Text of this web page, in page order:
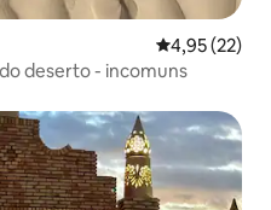
4,95 de uma
4,95 (22)
deserto - incomuns